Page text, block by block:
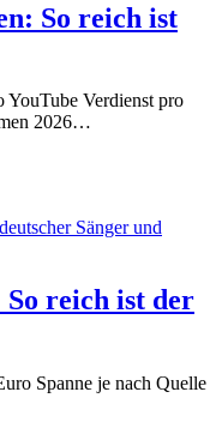
So reich ist
YouTube Verdienst pro
2026…
reich ist der
Spanne je nach Quelle